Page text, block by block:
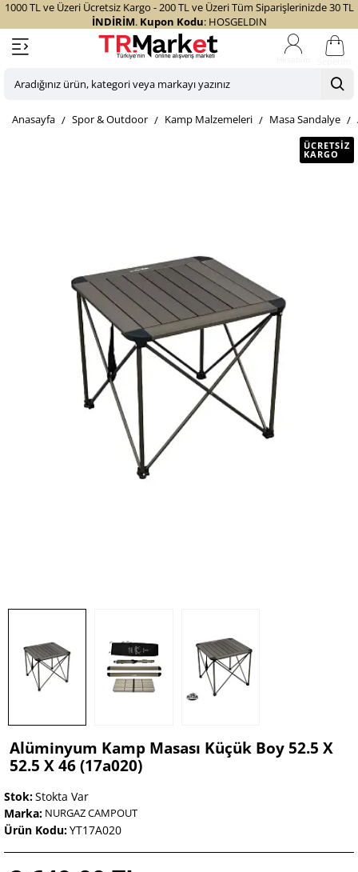
1000 TL ve Üzeri Ücretsiz Kargo - 200 TL ve Üzeri Tüm Siparişlerinizde 30 TL
İNDİRİM. Kupon Kodu: HOSGELDIN
Aradığınız
kategori
homeSpor & Outdoor Kamp Malzemeleri Masa Sandalye
ÜCRETSIZ
KARGO
Alüminyum Kamp Masası Küçük Boy 52.5 X
52.5 X 46 (17a020)
Stok:Stokta Var
Marka: NURGAZ CAMPOUT
Ürün Kodu:YT17A020